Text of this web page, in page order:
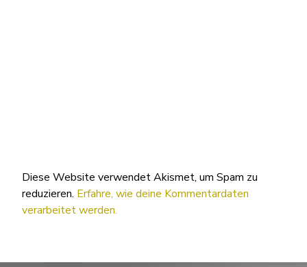
Diese Website verwendet Akismet, um Spam zu
reduzieren. Erfahre, wie deine Kommentardaten
verarbeitet werden.